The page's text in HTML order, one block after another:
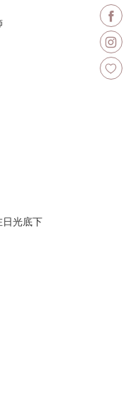
光底下